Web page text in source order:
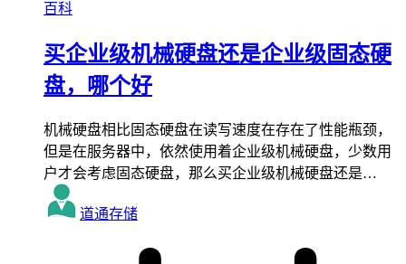
百科
买企业级机械硬盘还是企业级固态硬
盘，哪个好
机械硬盘相比固态硬盘在读写速度在存在了性能瓶颈，
但是在服务器中，依然使用着企业级机械硬盘，少数用
户才会考虑固态硬盘，那么买企业级机械硬盘还是…
道通存储